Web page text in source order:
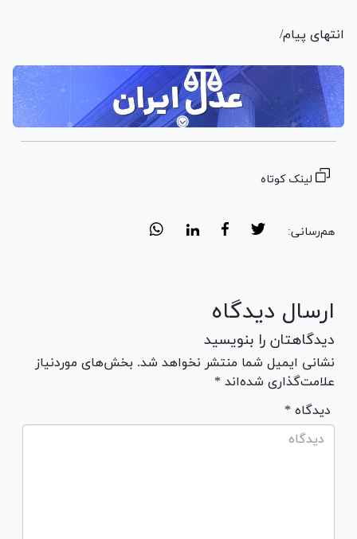
انتهای پیام/
لینک کوتاه
هم‌رسانی:
ارسال دیدگاه
دیدگاهتان را بنویسید
نشانی ایمیل شما منتشر نخواهد شد. بخش‌های موردنیاز
علامت‌گذاری شده‌اند *
* دیدگاه